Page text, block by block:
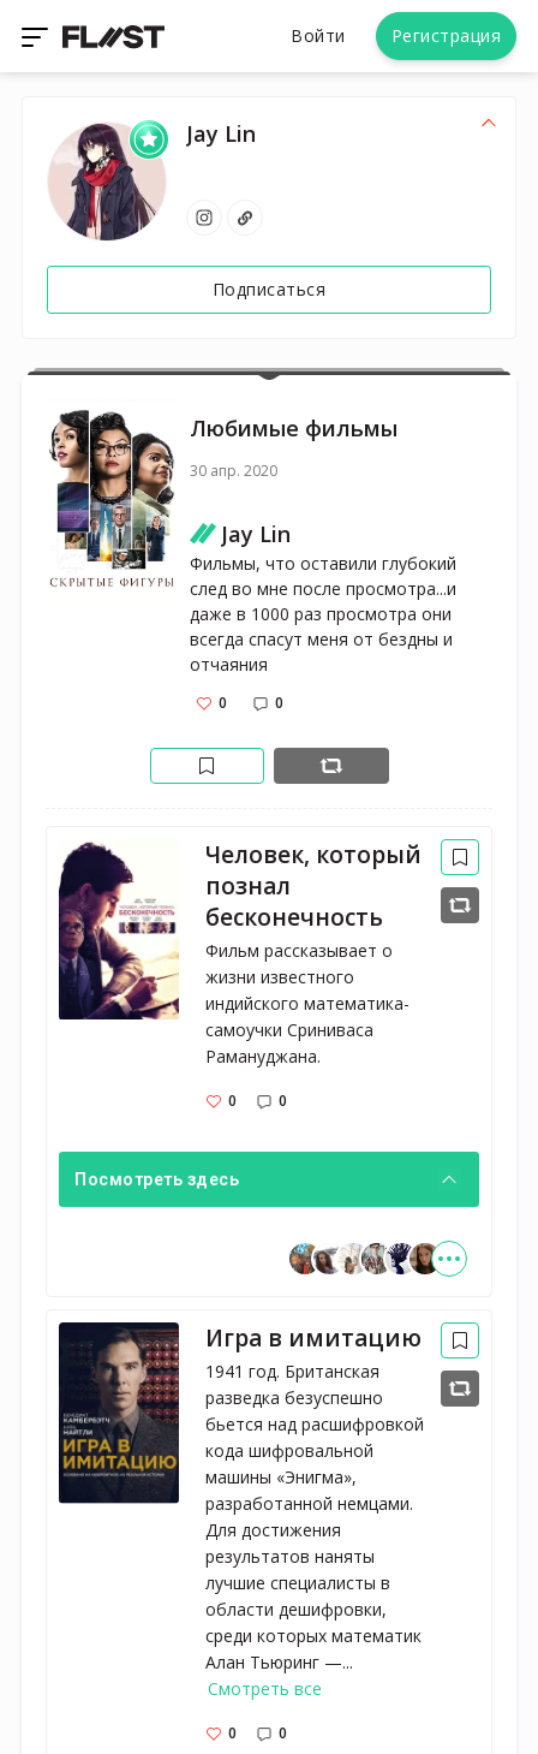
Войти Регистрация
Jay Lin
Подписаться
Любимые фильмы
30 апр. 2020
Jay Lin
Фильмы, что оставили глубокий
след во мне после просмотра...и
даже в 1000 раз просмотра они
всегда спасут меня от бездны и
отчаяния
0 0
Человек, который
познал
бесконечность
Фильм рассказывает о
жизни известного
индийского математика-
самоучки Сриниваса
Рамануджана.
0 0
Посмотреть здесь
Игра в имитацию
1941 год. Британская
разведка безуспешно
бьется над расшифровкой
кода шифровальной
машины «Энигма»,
разработанной немцами.
Для достижения
результатов наняты
лучшие специалисты в
области дешифровки,
среди которых математик
Алан Тьюринг —...
Смотреть все
0 0